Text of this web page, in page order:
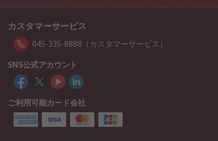
カスタマーサービス
045-335-8888（カスタマーサービス）
SNS公式アカウント
ご利用可能カード会社